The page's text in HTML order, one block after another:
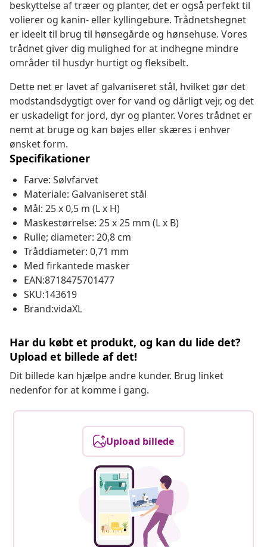
beskyttelse af træer og planter, det er også perfekt til
volierer og kanin- eller kyllingebure. Trådnetshegnet
er ideelt til brug til hønsegårde og hønsehuse. Vores
trådnet giver dig mulighed for at indhegne mindre
områder til husdyr hurtigt og fleksibelt.
Dette net er lavet af galvaniseret stål, hvilket gør det
modstandsdygtigt over for vand og dårligt vejr, og det
er uskadeligt for jord, dyr og planter. Vores trådnet er
nemt at bruge og kan bøjes eller skæres i enhver
ønsket form.
Specifikationer
Farve: Sølvfarvet
Materiale: Galvaniseret stål
Mål: 25 x 0,5 m (L x H)
Maskestørrelse: 25 x 25 mm (L x B)
Rulle; diameter: 20,8 cm
Tråddiameter: 0,71 mm
Med firkantede masker
EAN:8718475701477
SKU:143619
Brand:vidaXL
Har du købt et produkt, og kan du lide det?
Upload et billede af det!
Dit billede kan hjælpe andre kunder. Brug linket
nedenfor for at komme i gang.
Upload billede